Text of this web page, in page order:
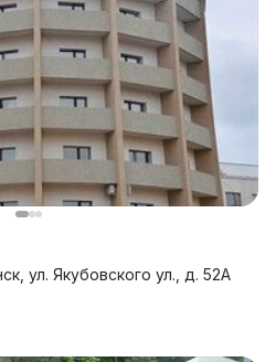
ул. Якубовского ул., д. 52А